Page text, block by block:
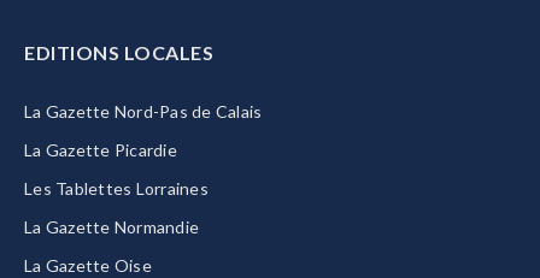
EDITIONS LOCALES
La Gazette Nord-Pas de Calais
La Gazette Picardie
Les Tablettes Lorraines
La Gazette Normandie
La Gazette Oise